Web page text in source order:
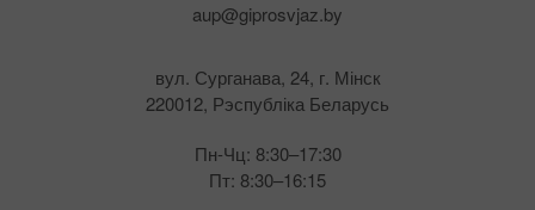
aup@giprosvjaz.by
вул. Сурганава, 24, г. Мінск
220012, Рэспубліка Беларусь
Пн-Чц: 8:30–17:30
Пт: 8:30–16:15